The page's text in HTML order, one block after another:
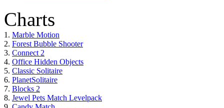
Charts
1. Marble Motion
2. Forest Bubble Shooter
3. Connect 2
4. Office Hidden Objects
5. Classic Solitaire
6. PlanetSolitaire
7. Blocks 2
8. Jewel Pets Match Levelpack